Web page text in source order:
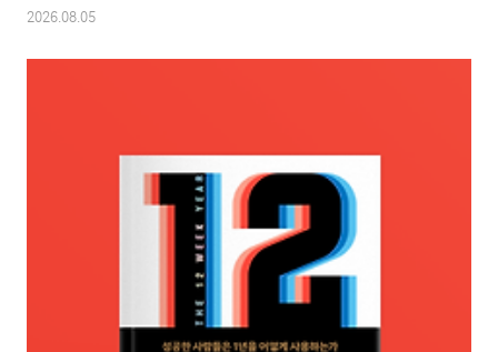
2026.08.05